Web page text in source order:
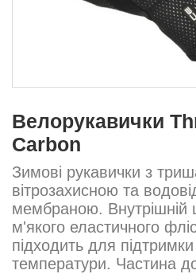
Велорукавички
Carbon
Зимові рукавички з
вітрозахисною та
мембраною. Внутрішній
м'якого еластичного
підходить для
температури. Частина